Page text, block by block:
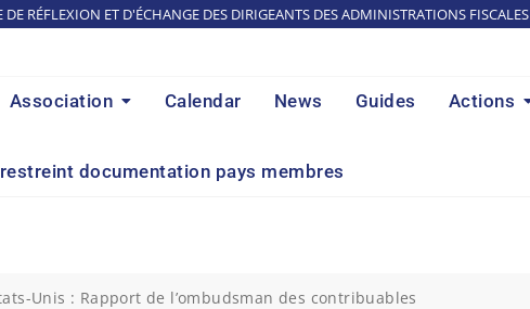
DE RÉFLEXION ET D'ÉCHANGE DES DIRIGEANTS DES ADMINISTRATIONS FISCALES
Association Calendar News Guides Actions
documentation pays membres
Unis : Rapport de l’ombudsman des contribuables